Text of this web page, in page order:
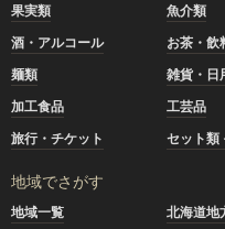
果実類
魚介類
酒・アルコール
お茶・飲
麺類
雑貨・日
加工食品
工芸品
旅行・チケット
セット類
地域でさがす
地域一覧 北海道地